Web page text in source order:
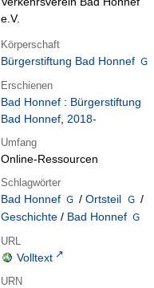
e.V.
Körperschaft
Bürgerstiftung Bad Honnef
Erschienen
Bad Honnef : Bürgerstiftung
Bad Honnef, 2018-
Umfang
Online-Ressourcen
Schlagwörter
Bad Honnef / Ortsteil
/
Geschichte / Bad Honnef
URL
Volltext
URN